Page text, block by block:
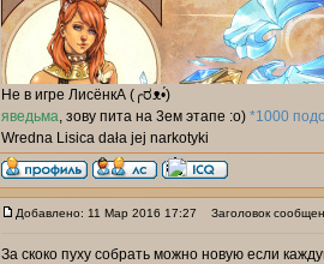
Не в игре ЛисёнкА (╭ರᴥ•́)
яведьма, зову пита на 3ем этапе :о) *1000
Wredna Lisica dała jej narkotyki
Добавлено: 11 Мар 2016 17:27 Заголовок
За скоко пуху собрать можно новую если